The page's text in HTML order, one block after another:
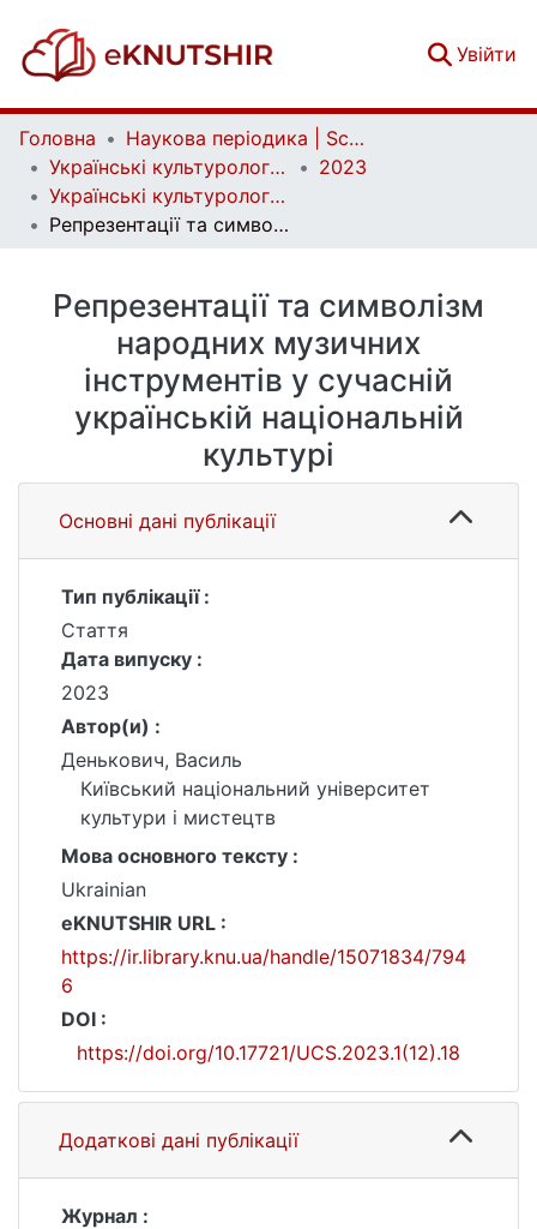
Увійти
Головна
Наукова періодика | Scientific periodicals
Українські культурологічні студії | Ukrainian Cultural Studies
2023
Українські культурологічні студії. № 1 (12)
Репрезентації та символізм народних музичних інструментів у сучасній українській національній культурі
Репрезентації та символізм
народних музичних
інструментів у сучасній
українській національній
культурі
Основні дані публікації
Тип публікації :
Стаття
Дата випуску :
2023
Автор(и) :
Денькович, Василь
Київський національний університет
культури і мистецтв
Мова основного тексту :
Ukrainian
eKNUTSHIR URL :
https://ir.library.knu.ua/handle/15071834/794
6
DOI :
https://doi.org/10.17721/UCS.2023.1(12).18
Додаткові дані публікації
Журнал :